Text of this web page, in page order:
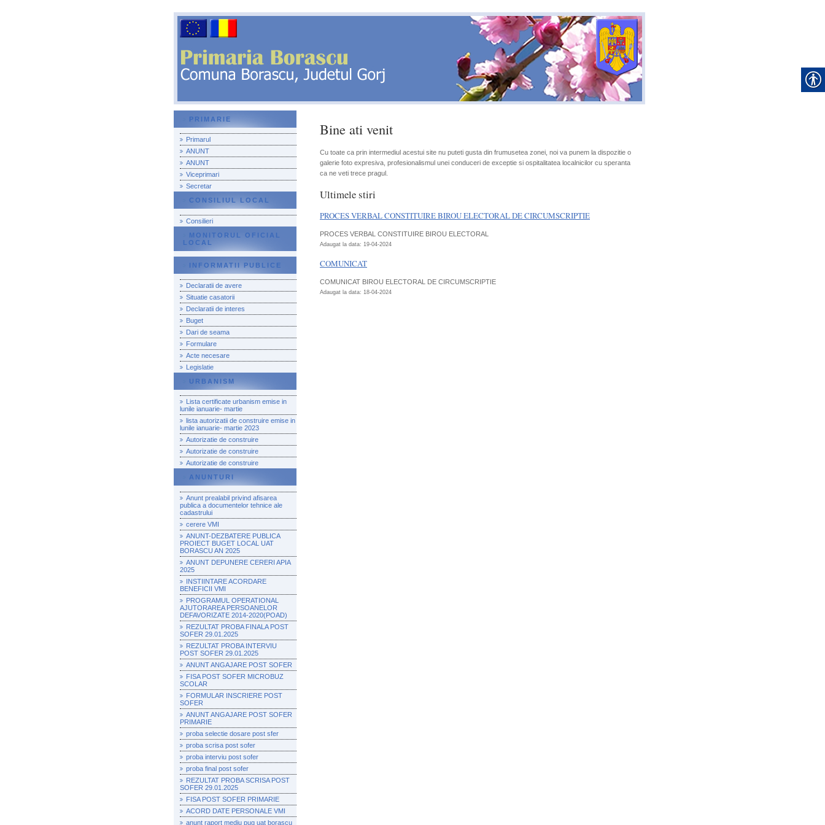
PRIMARIE
Primarul
ANUNT
ANUNT
Viceprimari
Secretar
CONSILIUL LOCAL
Consilieri
MONITORUL OFICIAL
LOCAL
INFORMATII PUBLICE
Declaratii de avere
Situatie casatorii
Declaratii de interes
Buget
Dari de seama
Formulare
Acte necesare
Legislatie
URBANISM
Lista certificate urbanism emise in
lunile ianuarie- martie
lista autorizatii de construire emise in
lunile ianuarie- martie 2023
Autorizatie de construire
Autorizatie de construire
Autorizatie de construire
ANUNTURI
Anunt prealabil privind afisarea
publica a documentelor tehnice ale
cadastrului
cerere VMI
ANUNT-DEZBATERE PUBLICA
PROIECT BUGET LOCAL UAT
BORASCU AN 2025
ANUNT DEPUNERE CERERI APIA
2025
INSTIINTARE ACORDARE
BENEFICII VMI
PROGRAMUL OPERATIONAL
AJUTORAREA PERSOANELOR
DEFAVORIZATE 2014-2020(POAD)
REZULTAT PROBA FINALA POST
SOFER 29.01.2025
REZULTAT PROBA INTERVIU
POST SOFER 29.01.2025
ANUNT ANGAJARE POST SOFER
FISA POST SOFER MICROBUZ
SCOLAR
FORMULAR INSCRIERE POST
SOFER
ANUNT ANGAJARE POST SOFER
PRIMARIE
proba selectie dosare post sfer
proba scrisa post sofer
proba interviu post sofer
proba final post sofer
REZULTAT PROBA SCRISA POST
SOFER 29.01.2025
FISA POST SOFER PRIMARIE
ACORD DATE PERSONALE VMI
anunt raport mediu pug uat borascu
Bine ati venit
Cu toate ca prin intermediul acestui site nu puteti gusta din frumusetea zonei, noi va punem la dispozitie o
galerie foto expresiva, profesionalismul unei conduceri de exceptie si ospitalitatea localnicilor cu speranta
ca ne veti trece pragul.
Ultimele stiri
PROCES VERBAL CONSTITUIRE BIROU ELECTORAL DE CIRCUMSCRIPTIE
PROCES VERBAL CONSTITUIRE BIROU ELECTORAL
Adaugat la data: 19-04-2024
COMUNICAT
COMUNICAT BIROU ELECTORAL DE CIRCUMSCRIPTIE
Adaugat la data: 18-04-2024